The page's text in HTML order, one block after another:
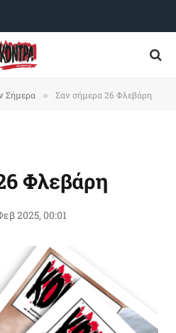
Σήμερα » Σαν σήμερα 26 Φλεβάρη
Φλεβάρη
2025, 00:01